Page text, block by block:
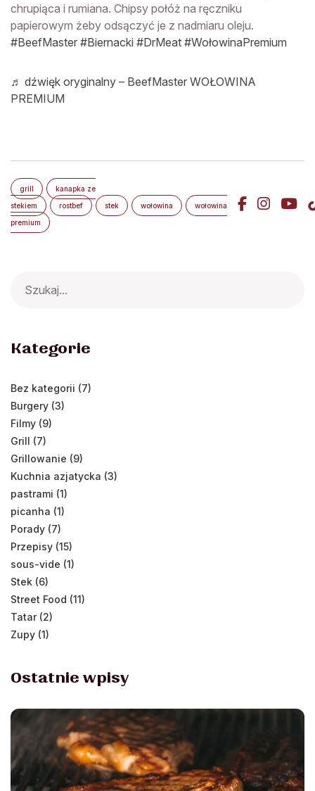
chrupiąca i rumiana. Chipsy połóż na ręczniku
papierowym żeby odsączyć je z nadmiaru oleju.
#BeefMaster #Biernacki #DrMeat #WołowinaPremium
♬ dźwięk oryginalny – BeefMaster WOŁOWINA
PREMIUM
grill
kanapka ze
stekiem
rostbef stek wołowina
wołowina
premium
for:
Kategorie
Bez kategorii (7)
Burgery (3)
Filmy (9)
Grill (7)
Grillowanie (9)
Kuchnia azjatycka (3)
pastrami (1)
picanha (1)
Porady (7)
Przepisy (15)
sous-vide (1)
Stek (6)
Street Food (11)
Tatar (2)
Zupy (1)
Ostatnie wpisy